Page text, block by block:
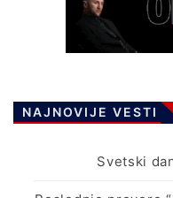
NAJNOVIJE VESTI
Svetski